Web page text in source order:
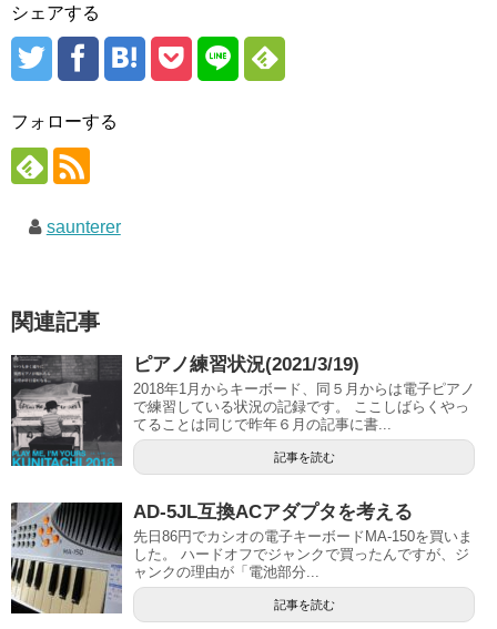
シェアする
フォローする
saunterer
関連記事
ピアノ練習状況(2021/3/19)
2018年1月からキーボード、同５月からは電子ピアノ
で練習している状況の記録です。 ここしばらくやっ
てることは同じで昨年６月の記事に書...
記事を読む
AD-5JL互換ACアダプタを考える
先日86円でカシオの電子キーボードMA-150を買いま
した。 ハードオフでジャンクで買ったんですが、ジ
ャンクの理由が「電池部分...
記事を読む